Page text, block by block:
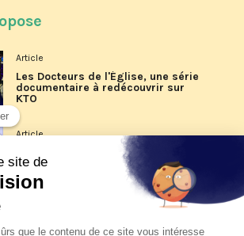
Article
Les Docteurs de l'Église, une série
documentaire à redécouvrir sur
KTO
Article
Les reportages d'été 2026 de KTO
La visite pastorale du pape Léon